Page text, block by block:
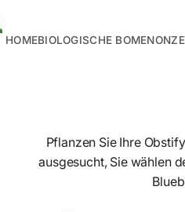
HOMEBIOLOGISCHE BOMEN
Pflanzen Sie Ihre
ausgesucht, Sie wählen